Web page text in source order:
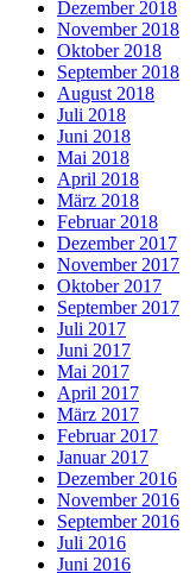
Dezember 2018
November 2018
Oktober 2018
September 2018
August 2018
Juli 2018
Juni 2018
Mai 2018
April 2018
März 2018
Februar 2018
Dezember 2017
November 2017
Oktober 2017
September 2017
Juli 2017
Juni 2017
Mai 2017
April 2017
März 2017
Februar 2017
Januar 2017
Dezember 2016
November 2016
September 2016
Juli 2016
Juni 2016